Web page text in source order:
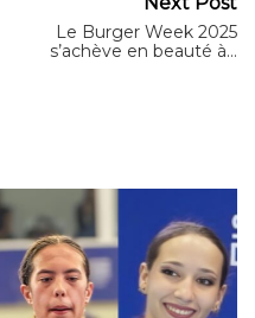
Le Burger Week 2025
s’achève en beauté à…